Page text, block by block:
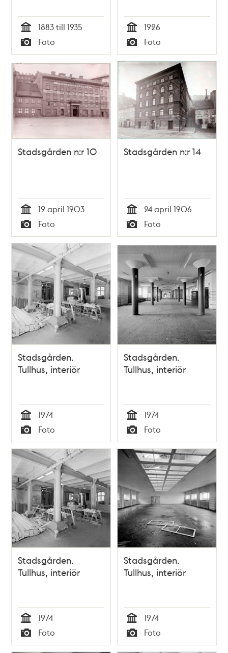
Tid
1883 till 1935
Typ
Foto Tid
1926
Typ
Foto
Stadsgården n:r 10
Tid
19 april 1903
Typ
Foto
Stadsgården n:r 14
Tid
24 april 1906
Typ
Foto
Stadsgården.
Tullhus, interiör
Tid
1974
Typ
Foto
Stadsgården.
Tullhus, interiör
Tid
1974
Typ
Foto
Stadsgården.
Tullhus, interiör
Tid
1974
Typ
Foto
Stadsgården.
Tullhus, interiör
Tid
1974
Typ
Foto